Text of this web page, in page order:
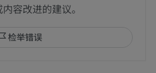
容改进的建议。
检举错误